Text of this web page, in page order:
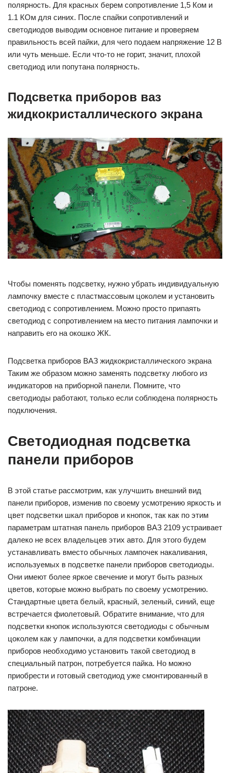
полярность. Для красных берем сопротивление 1,5 Ком и
1.1 КОм для синих. После спайки сопротивлений и
светодиодов выводим основное питание и проверяем
правильность всей пайки, для чего подаем напряжение 12 В
или чуть меньше. Если что-то не горит, значит, плохой
светодиод или попутана полярность.
Подсветка приборов ваз
жидкокристаллического экрана
Чтобы поменять подсветку, нужно убрать индивидуальную
лампочку вместе с пластмассовым цоколем и установить
светодиод с сопротивлением. Можно просто припаять
светодиод с сопротивлением на место питания лампочки и
направить его на окошко ЖК.
Подсветка приборов ВАЗ жидкокристаллического экрана
Таким же образом можно заменять подсветку любого из
индикаторов на приборной панели. Помните, что
светодиоды работают, только если соблюдена полярность
подключения.
Светодиодная подсветка
панели приборов
В этой статье рассмотрим, как улучшить внешний вид
панели приборов, изменив по своему усмотрению яркость и
цвет подсветки шкал приборов и кнопок, так как по этим
параметрам штатная панель приборов ВАЗ 2109 устраивает
далеко не всех владельцев этих авто. Для этого будем
устанавливать вместо обычных лампочек накаливания,
используемых в подсветке панели приборов светодиоды.
Они имеют более яркое свечение и могут быть разных
цветов, которые можно выбрать по своему усмотрению.
Стандартные цвета белый, красный, зеленый, синий, еще
встречается фиолетовый. Обратите внимание, что для
подсветки кнопок используются светодиоды с обычным
цоколем как у лампочки, а для подсветки комбинации
приборов необходимо установить такой светодиод в
специальный патрон, потребуется пайка. Но можно
приобрести и готовый светодиод уже смонтированный в
патроне.